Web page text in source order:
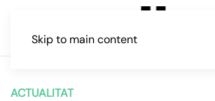
Skip to main content
ACTUALITAT